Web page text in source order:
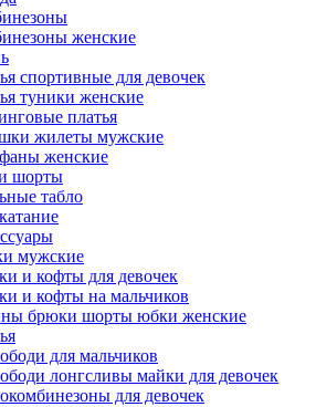
женские
спортивные для девочек
туники женские
платья
жилеты мужские
женские
шорты
табло
мужские
и кофты для девочек
и кофты на мальчиков
брюки шорты юбки женские
для мальчиков
лонгсливы майки для девочек
для девочек